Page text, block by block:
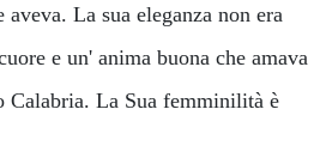
La sua eleganza non era
e un' anima buona che amava
La Sua femminilità è